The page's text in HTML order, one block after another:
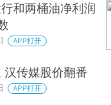
和两桶油净利润
APP打开
汉传媒股价翻番
APP打开